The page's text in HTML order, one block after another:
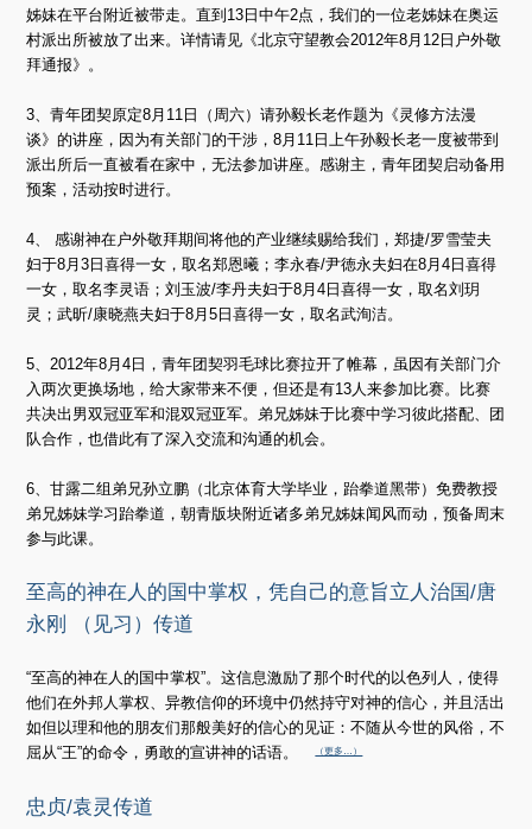
姊妹在平台附近被带走。直到13日中午2点，我们的一位老姊妹在奥运
村派出所被放了出来。详情请见《北京守望教会2012年8月12日户外敬
拜通报》。
3、青年团契原定8月11日（周六）请孙毅长老作题为《灵修方法漫
谈》的讲座，因为有关部门的干涉，8月11日上午孙毅长老一度被带到
派出所后一直被看在家中，无法参加讲座。感谢主，青年团契启动备用
预案，活动按时进行。
4、 感谢神在户外敬拜期间将他的产业继续赐给我们，郑捷/罗雪莹夫
妇于8月3日喜得一女，取名郑恩曦；李永春/尹徳永夫妇在8月4日喜得
一女，取名李灵语；刘玉波/李丹夫妇于8月4日喜得一女，取名刘玥
灵；武昕/康晓燕夫妇于8月5日喜得一女，取名武洵洁。
5、2012年8月4日，青年团契羽毛球比赛拉开了帷幕，虽因有关部门介
入两次更换场地，给大家带来不便，但还是有13人来参加比赛。比赛
共决出男双冠亚军和混双冠亚军。弟兄姊妹于比赛中学习彼此搭配、团
队合作，也借此有了深入交流和沟通的机会。
6、甘露二组弟兄孙立鹏（北京体育大学毕业，跆拳道黑带）免费教授
弟兄姊妹学习跆拳道，朝青版块附近诸多弟兄姊妹闻风而动，预备周末
参与此课。
至高的神在人的国中掌权，凭自己的意旨立人治国/唐
永刚 （见习）传道
“至高的神在人的国中掌权”。这信息激励了那个时代的以色列人，使得
他们在外邦人掌权、异教信仰的环境中仍然持守对神的信心，并且活出
如但以理和他的朋友们那般美好的信心的见证：不随从今世的风俗，不
屈从“王”的命令，勇敢的宣讲神的话语。
（更多…）
忠贞/袁灵传道